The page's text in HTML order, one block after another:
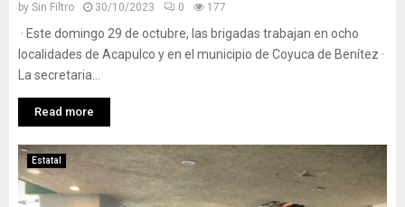
by Sin Filtro 30/10/2023 0 177
· Este domingo 29 de octubre, las brigadas trabajan en ocho
localidades de Acapulco y en el municipio de Coyuca de Benítez ·
La secretaria...
Read more
Estatal